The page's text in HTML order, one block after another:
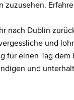
nach Dublin
und
für einen Tag
und